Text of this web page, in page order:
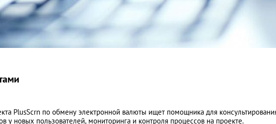
PlusScrn по обмену электронной валюты ищет помощника для
у новых пользователей, мониторинга и контроля процессов на проекте.